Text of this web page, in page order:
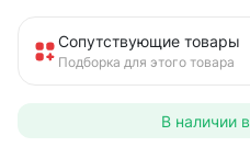
Сопутствующие товары
Подборка для этого товара
В наличии в